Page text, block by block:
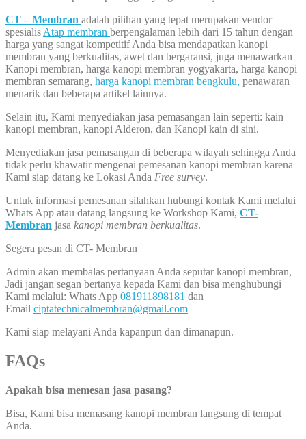
CT – Membran adalah pilihan yang tepat merupakan vendor
spesialis Atap membran berpengalaman lebih dari 15 tahun dengan
harga yang sangat kompetitif Anda bisa mendapatkan kanopi
membran yang berkualitas, awet dan bergaransi, juga menawarkan
Kanopi membran, harga kanopi membran yogyakarta, harga kanopi
membran semarang, harga kanopi membran bengkulu, penawaran
menarik dan beberapa artikel lainnya.
Selain itu, Kami menyediakan jasa pemasangan lain seperti: kain
kanopi membran, kanopi Alderon, dan Kanopi kain di sini.
Menyediakan jasa pemasangan di beberapa wilayah sehingga Anda
tidak perlu khawatir mengenai pemesanan kanopi membran karena
Kami siap datang ke Lokasi Anda Free survey.
Untuk informasi pemesanan silahkan hubungi kontak Kami melalui
Whats App atau datang langsung ke Workshop Kami, CT-
Membran jasa kanopi membran berkualitas.
Segera pesan di CT- Membran
Admin akan membalas pertanyaan Anda seputar kanopi membran,
Jadi jangan segan bertanya kepada Kami dan bisa menghubungi
Kami melalui: Whats App 081911898181 dan
Email ciptatechnicalmembran@gmail.com
Kami siap melayani Anda kapanpun dan dimanapun.
FAQs
Apakah bisa memesan jasa pasang?
Bisa, Kami bisa memasang kanopi membran langsung di tempat
Anda.